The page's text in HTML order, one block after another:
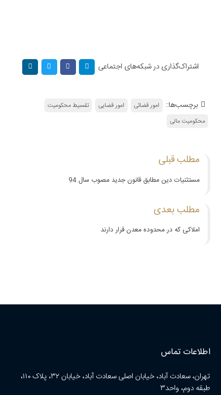
اشتراک‌گذاری در شبکه‌های اجتماعی
برچسب‌ها:: امور قضائی امور قضایی
تقسیط محکومیت
محکومیت مالی
مطلب قبلی
مستثنیات دین مطابق قانون جدید مصوب سال 94
مطلب بعدی
املاکی که در محدوده معدن قرار دارند
اطلاعات تماس
تهران، سعادت آباد، خیابان اصلی سعادت آباد، خیابان ۳۲، پلاک ۱۱۰،
طبقه دوم، واحد۳